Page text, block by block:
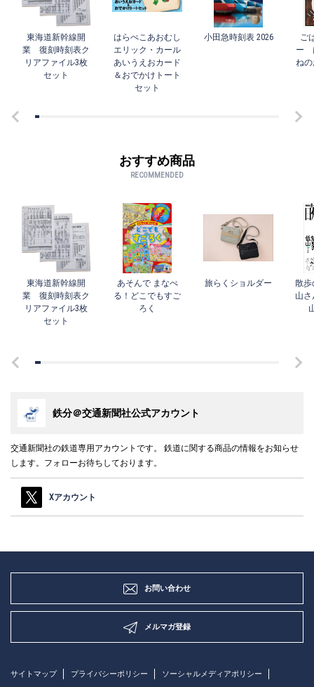
東海道新幹線開
業 復刻時刻表ク
リアファイル3枚
セット
はらぺこあおむし
エリック・カール
あいうえおカード
＆おでかけトート
セット
小田急時刻表 2026
ご
ー
ね
おすすめ商品
RECOMMENDED
東海道新幹線開
業 復刻時刻表ク
リアファイル3枚
セット
あそんで まなべ
る！どこでもすご
ろく
旅らくショルダー
散歩
山さ
鉄分＠交通新聞社公式アカウント
交通新聞社の鉄道専用アカウントです。 鉄道に関する商品の情報をお知らせ
します。フォローお待ちしております。
Xアカウント
お問い合わせ
メルマガ登録
サイトマップ プライバシーポリシー ソーシャルメディアポリシー